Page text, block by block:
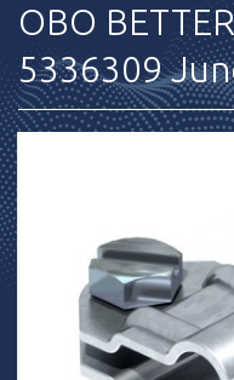
OBO
5336309